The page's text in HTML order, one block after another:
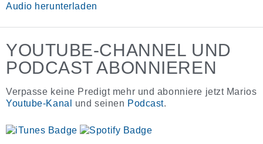
Audio herunterladen
YOUTUBE-CHANNEL UND
PODCAST ABONNIEREN
Verpasse keine Predigt mehr und abonniere jetzt Marios
Youtube-Kanal
und seinen Podcast.